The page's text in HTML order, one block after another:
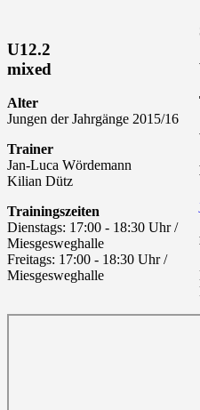
U12.2
mixed
Alter
Jungen der Jahrgänge 2015/16
Trainer
Jan-Luca Wördemann
Kilian Dütz
Trainingszeiten
Dienstags: 17:00 - 18:30 Uhr /
Miesgesweghalle
Freitags: 17:00 - 18:30 Uhr /
Miesgesweghalle